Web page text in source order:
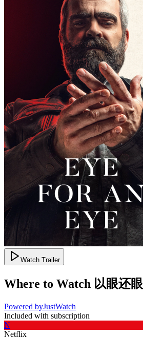
Watch Trailer
Where to Watch 以眼还眼
Powered byJustWatch
Included with subscription
N
Netflix